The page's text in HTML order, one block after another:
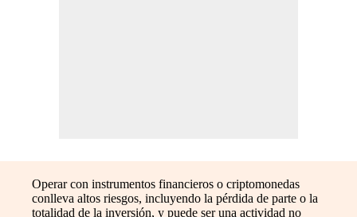
Operar con instrumentos financieros o criptomonedas
conlleva altos riesgos, incluyendo la pérdida de parte o la
totalidad de la inversión, y puede ser una actividad no